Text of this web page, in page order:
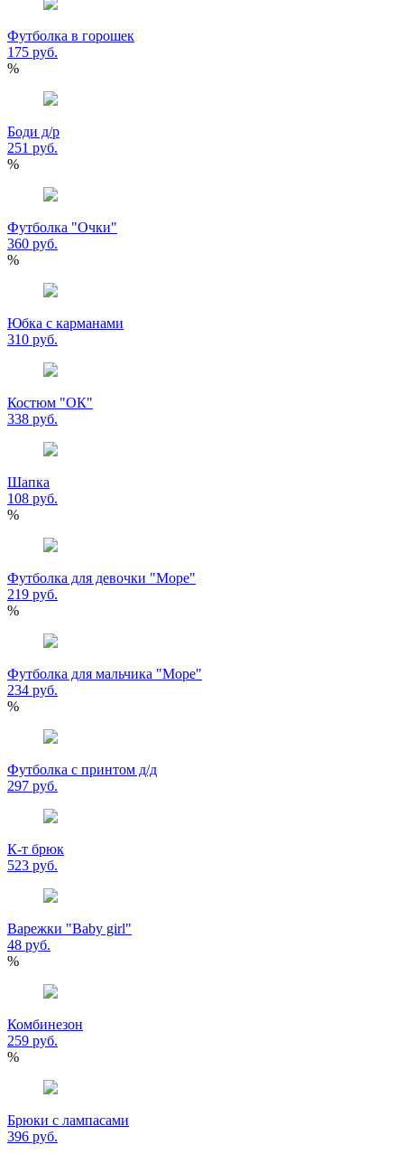
Футболка в горошек
175 руб.
%
Боди д/р
251 руб.
%
Футболка "Очки"
360 руб.
%
Юбка с карманами
310 руб.
Костюм "ОК"
338 руб.
Шапка
108 руб.
%
Футболка для девочки "Море"
219 руб.
%
Футболка для мальчика "Море"
234 руб.
%
Футболка с принтом д/д
297 руб.
К-т брюк
523 руб.
Варежки "Baby girl"
48 руб.
%
Комбинезон
259 руб.
%
Брюки с лампасами
396 руб.